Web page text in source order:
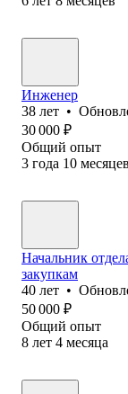
Инженер
38 лет •
30 000 ₽
Общий опыт
3 года 10 месяцев
Начальник
закупкам
40 лет •
50 000 ₽
Общий опыт
8 лет 4 месяца